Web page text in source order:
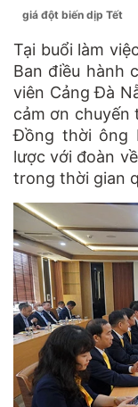
giá đột biến dịp Tết
Tại buổi làm
Ban điều hành
viên Cảng Đà
cảm ơn chuyến
Đồng thời ông
lược với đoàn
trong thời gian